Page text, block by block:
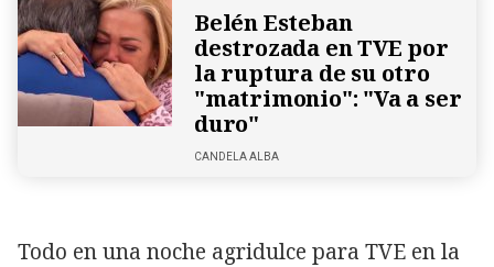
Belén Esteban
destrozada en TVE por
la ruptura de su otro
"matrimonio": "Va a ser
duro"
CANDELA ALBA
Todo en una noche agridulce para TVE en la